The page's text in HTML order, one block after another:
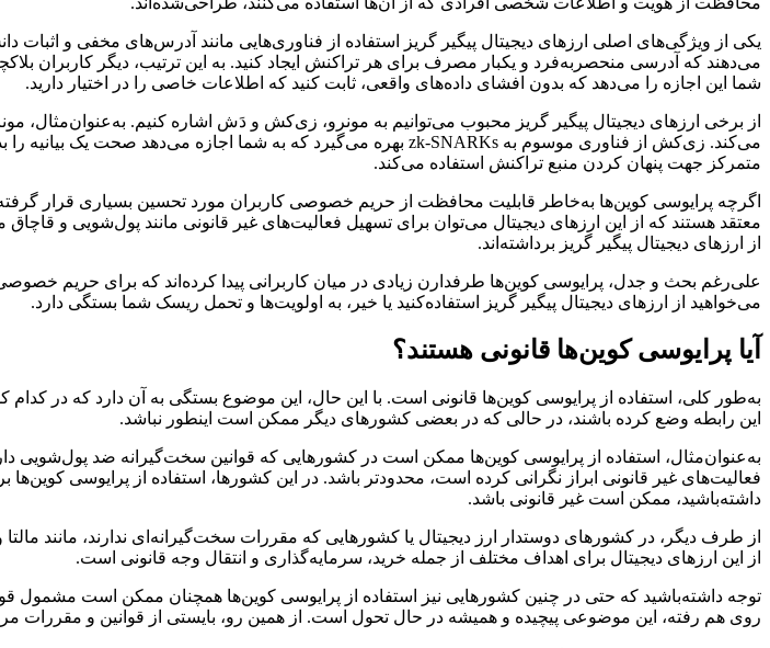
یکی از ویژگی‌های اصلی ارزهای دیجیتال پیگیر گریز استفاده از فناوری‌هایی مانند آدرس‌های مخفی و
می‌دهند که آدرسی منحصربه‌فرد و یکبار مصرف برای هر تراکنش ایجاد کنید. به این ترتیب، دیگر کاربران
شما این اجازه را می‌دهد که بدون افشای داده‌های واقعی، ثابت کنید که اطلاعات خاصی را در اختیار دارید.
از برخی ارزهای دیجیتال پیگیر گریز محبوب می‌توانیم به مونرو، زی‌کش و دَش اشاره کنیم.
متمرکز جهت پنهان کردن منبع تراکنش استفاده می‌کند.
اگرچه پرایوسی کوین‌ها به‌خاطر قابلیت محافظت از حریم خصوصی کاربران مورد تحسین بسیاری قرار
معتقد هستند که از این ارزهای دیجیتال می‌توان برای تسهیل فعالیت‌های غیر قانونی مانند پول‌شویی و
از ارزهای دیجیتال پیگیر گریز برداشته‌اند.
علی‌رغم بحث و جدل، پرایوسی کوین‌ها طرفدارن زیادی در میان کاربرانی پیدا کرده‌اند که برای حریم
می‌خواهید از ارزهای دیجیتال پیگیر گریز استفاده‌کنید یا خیر، به اولویت‌ها و تحمل ریسک شما بستگی دارد.
آیا پرایوسی کوین‌ها قانونی هستند؟
به‌طور کلی، استفاده از پرایوسی کوین‌ها قانونی است. با این حال، این موضوع بستگی به آن دارد که در
این رابطه وضع کرده باشند، در حالی که در بعضی کشورهای دیگر ممکن است اینطور نباشد.
به‌عنوان‌مثال، استفاده از پرایوسی کوین‌ها ممکن است در کشورهایی که قوانین سخت‌گیرانه ضد پول‌شویی
فعالیت‌های غیر قانونی ابراز نگرانی کرده است، محدودتر باشد. در این کشورها، استفاده از پرایوسی
داشته‌باشید، ممکن است غیر قانونی باشد.
از طرف دیگر، در کشورهای دوستدار ارز دیجیتال یا کشورهایی که مقررات سخت‌گیرانه‌ای ندارند، مانند
از این ارزهای دیجیتال برای اهداف مختلف از جمله خرید، سرمایه‌گذاری و انتقال وجه قانونی است.
توجه داشته‌باشید که حتی در چنین کشورهایی نیز استفاده از پرایوسی کوین‌ها همچنان ممکن است مشمول
روی هم رفته، این موضوعی پیچیده و همیشه در حال تحول است. از همین رو، بایستی از قوانین و مقررات